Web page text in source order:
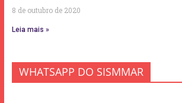
8 de outubro de 2020
Leia mais »
WHATSAPP DO SISMMAR